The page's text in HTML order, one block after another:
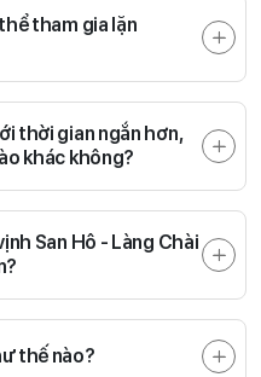
tham gia lặn
thời gian ngắn hơn,
khác không?
San Hô - Làng Chài
thế nào?